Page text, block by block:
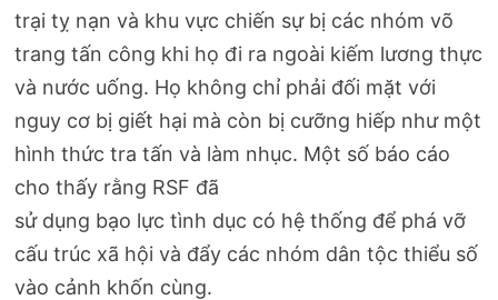
trại tỵ nạn và khu vực chiến sự bị các nhóm võ
trang tấn công khi họ đi ra ngoài kiếm lương thực
và nước uống. Họ không chỉ phải đối mặt với
nguy cơ bị giết hại mà còn bị cưỡng hiếp như một
hình thức tra tấn và làm nhục. Một số báo cáo
cho thấy rằng RSF đã
sử dụng bạo lực tình dục có hệ thống để phá vỡ
cấu trúc xã hội và đẩy các nhóm dân tộc thiểu số
vào cảnh khốn cùng.